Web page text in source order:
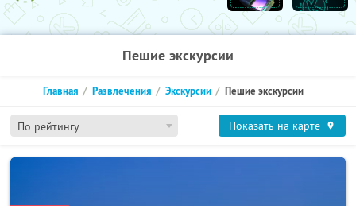
Пешие экскурсии
По рейтингу
Главная Развлечения Экскурсии Пешие экскурсии
Показать на карте